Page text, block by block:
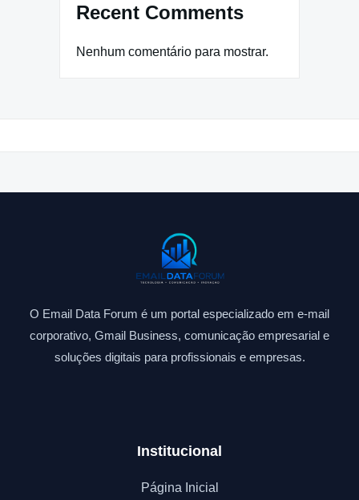
Recent Comments
Nenhum comentário para mostrar.
O Email Data Forum é um portal especializado em e-mail
corporativo, Gmail Business, comunicação empresarial e
soluções digitais para profissionais e empresas.
Institucional
Página Inicial